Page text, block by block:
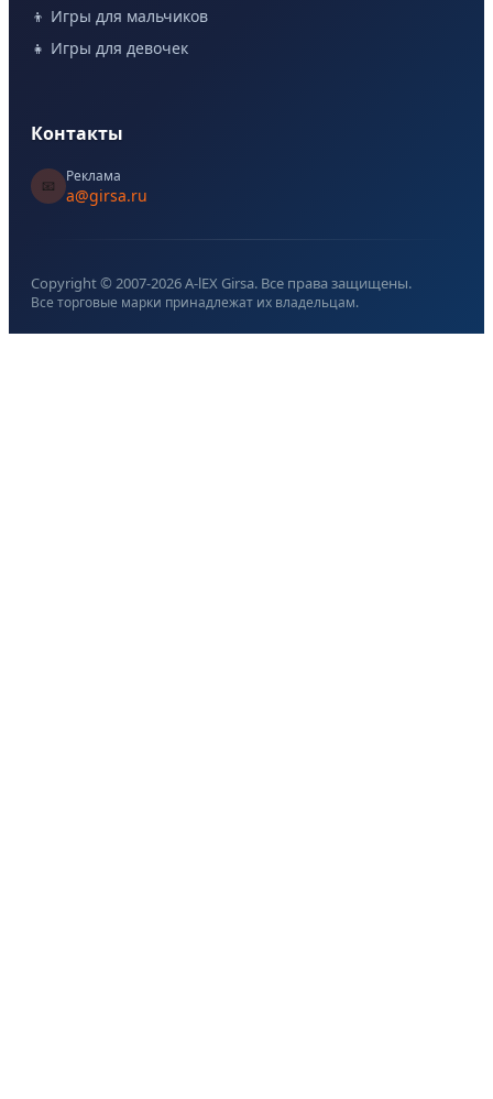
👦 Игры для мальчиков
👧 Игры для девочек
Контакты
📧
Реклама
a@girsa.ru
Copyright © 2007-2026A-lEX Girsa. Все права защищены.
Все торговые марки принадлежат их владельцам.